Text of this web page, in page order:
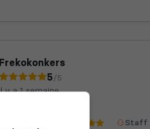
Frekokonkers
5/5
y a 1 semaine
Staff